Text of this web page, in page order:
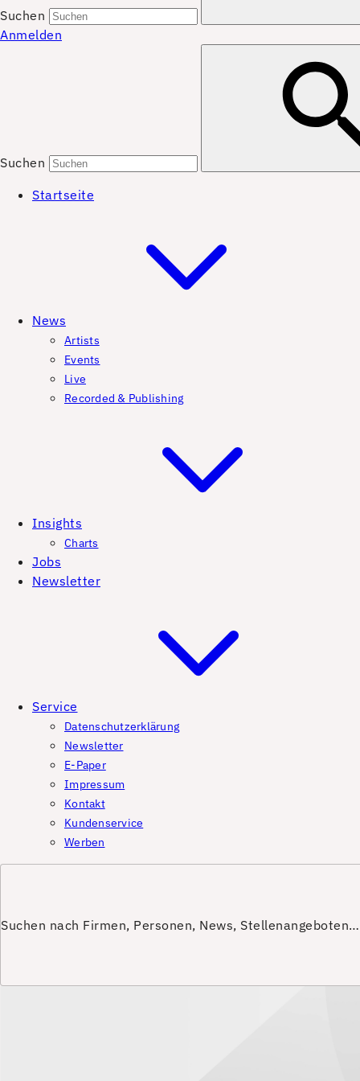
Suchen
Anmelden
Suchen
Startseite
News
Artists
Events
Live
Recorded & Publishing
Insights
Charts
Jobs
Newsletter
Service
Datenschutzerklärung
Newsletter
E-Paper
Impressum
Kontakt
Kundenservice
Werben
Suchen nach Firmen, Personen, News, Stellenangeboten…